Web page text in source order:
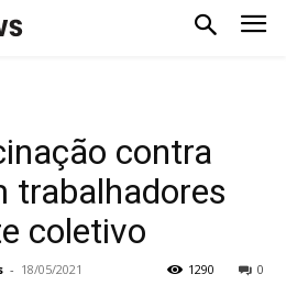
contra
trabalhadores
coletivo
- 18/05/2021 0
1290